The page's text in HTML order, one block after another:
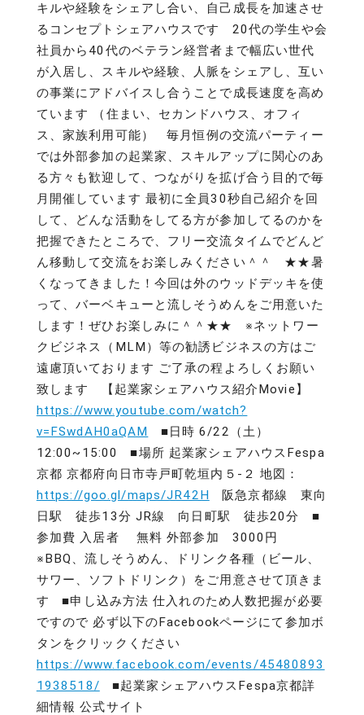
キルや経験をシェアし合い、自己成長を加速させ
るコンセプトシェアハウスです 20代の学生や会
社員から40代のベテラン経営者まで幅広い世代
が入居し、スキルや経験、人脈をシェアし、互い
の事業にアドバイスし合うことで成長速度を高め
ています （住まい、セカンドハウス、オフィ
ス、家族利用可能） 毎月恒例の交流パーティー
では外部参加の起業家、スキルアップに関心のあ
る方々も歓迎して、つながりを拡げ合う目的で毎
月開催しています 最初に全員30秒自己紹介を回
して、どんな活動をしてる方が参加してるのかを
把握できたところで、フリー交流タイムでどんど
ん移動して交流をお楽しみください＾＾ ★★暑
くなってきました！今回は外のウッドデッキを使
って、バーベキューと流しそうめんをご用意いた
します！ぜひお楽しみに＾＾★★ ※ネットワー
クビジネス（MLM）等の勧誘ビジネスの方はご
遠慮頂いております ご了承の程よろしくお願い
致します 【起業家シェアハウス紹介Movie】
https://www.youtube.com/watch?
v=FSwdAH0aQAM
■日時 6/22（土）
12:00~15:00 ■場所 起業家シェアハウスFespa
京都 京都府向日市寺戸町乾垣内５-２ 地図：
https://goo.gl/maps/JR42H
阪急京都線 東向
日駅 徒歩13分 JR線 向日町駅 徒歩20分 ■
参加費 入居者 無料 外部参加 3000円
※BBQ、流しそうめん、ドリンク各種（ビール、
サワー、ソフトドリンク）をご用意させて頂きま
す ■申し込み方法 仕入れのため人数把握が必要
ですので 必ず以下のFacebookページにて参加ボ
タンをクリックください
https://www.facebook.com/events/45480893
1938518/ ■起業家シェアハウスFespa京都詳
細情報 公式サイト